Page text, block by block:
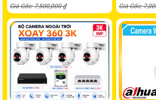
Giá Gốc: 7,500,000 ₫ Giá Gốc: